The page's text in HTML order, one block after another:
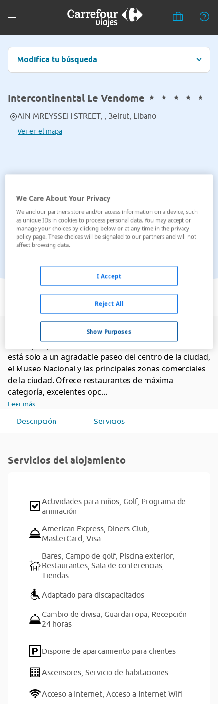
Modifica tu búsqueda
Intercontinental Le Vendome
AIN MREYSSEH STREET, , Beirut, Líbano
Ver en el mapa
Ver en el mapa
Este establecimiento, situado en la cornisa de Beirut,
un amplio paseo marítimo con vistas al Mediterráneo,
está solo a un agradable paseo del centro de la ciudad,
el Museo Nacional y las principales zonas comerciales
de la ciudad. Ofrece restaurantes de máxima
categoría, excelentes opc...
Leer más
Descripción Servicios
Servicios del alojamiento
Actividades para niños, Golf, Programa de
animación
American Express, Diners Club,
MasterCard, Visa
Bares, Campo de golf, Piscina exterior,
Restaurantes, Sala de conferencias,
Tiendas
Adaptado para discapacitados
Cambio de divisa, Guardarropa, Recepción
24 horas
Dispone de aparcamiento para clientes
Ascensores, Servicio de habitaciones
Acceso a Internet, Acceso a Internet Wifi
We Care About Your Privacy
We and our partners store and/or access information on a device, such
as unique IDs in cookies to process personal data. You may accept or
manage your choices by clicking below or at any time in the privacy
policy page. These choices will be signaled to our partners and will not
affect browsing data.
Show Purposes
Reject All
I Accept